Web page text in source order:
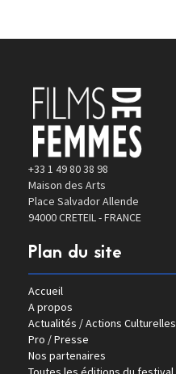
+33 1 49 80 38 98
Maison des Arts
Place Salvador Allende
94000 CRETEIL - FRANCE
Plan du site
Accueil
A propos
Actualités / Actions Culturelles
Pro / Presse
Nos partenaires